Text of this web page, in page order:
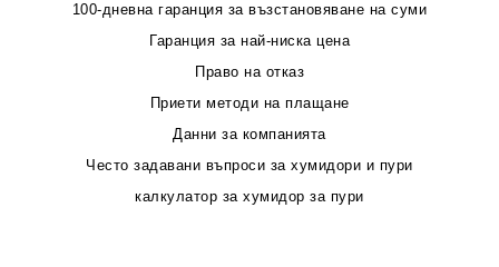
100-дневна гаранция за възстановяване на суми
Гаранция за най-ниска цена
Право на отказ
Приети методи на плащане
Данни за компанията
Често задавани въпроси за хумидори и пури
калкулатор за хумидор за пури